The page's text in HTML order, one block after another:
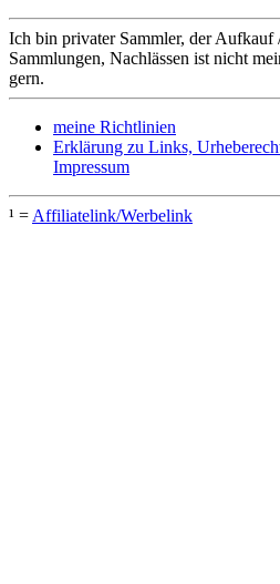
Ich bin privater Sammler, der
Sammlungen, Nachlässen ist nicht
gern.
meine Richtlinien
Erklärung zu Links,
Impressum
¹ = Affiliatelink/Werbelink